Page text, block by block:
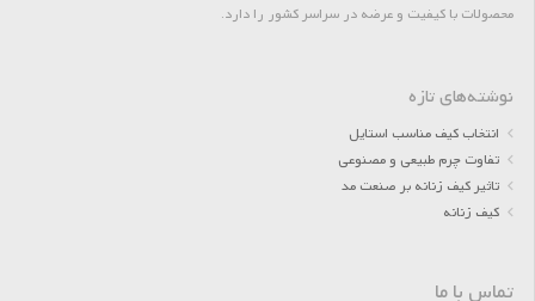
محصولات با کیفیت و عرضه در سراسر کشور را دارد.
نوشته‌های تازه
انتخاب کیف مناسب استایل
تفاوت چرم طبیعی و مصنوعی
تاثیر کیف زنانه بر صنعت مد
کیف زنانه
تماس با ما